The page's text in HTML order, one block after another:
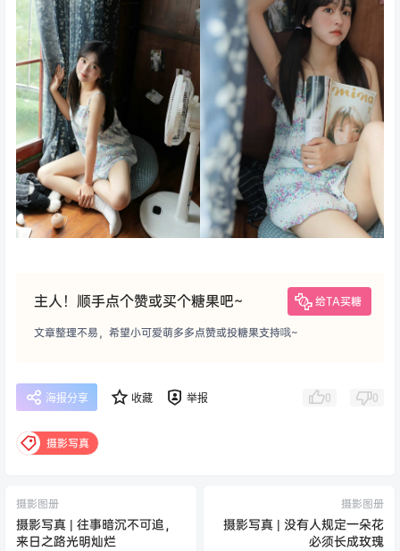
主人！顺手点个赞或买个糖果吧~ 给TA买糖
文章整理不易，希望小可爱萌多多点赞或投糖果支持哦~
海报分享 收藏 举报 0 0
摄影写真
摄影图册
摄影写真 | 往事暗沉不可追，
来日之路光明灿烂
摄影图册
摄影写真 | 没有人规定一朵花
必须长成玫瑰